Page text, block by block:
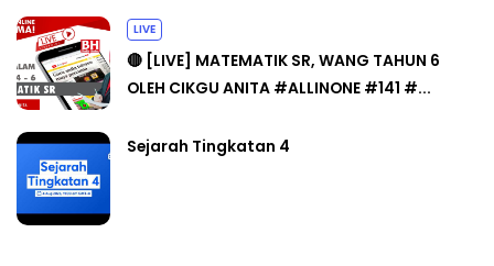
LIVE
🔴 [LIVE] MATEMATIK SR, WANG TAHUN 6
OLEH CIKGU ANITA #ALLINONE #141 #...
Sejarah Tingkatan 4